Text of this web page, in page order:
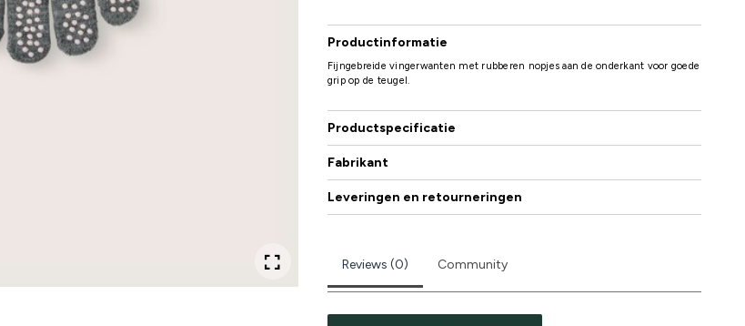
Productinformatie
Fijngebreide vingerwanten met rubberen nopjes aan de onderkant voor goede
grip op de teugel.
Productspecificatie
Fabrikant
Leveringen en retourneringen
Reviews (0) Community